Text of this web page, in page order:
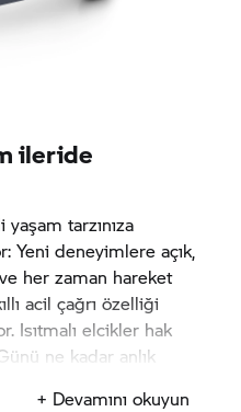
ileride
tarzınıza
Yeni deneyimlere açık,
her zaman hareket
acil çağrı özelliği
Isıtmalı elcikler hak
ne kadar anlık
+ Devamını okuyun